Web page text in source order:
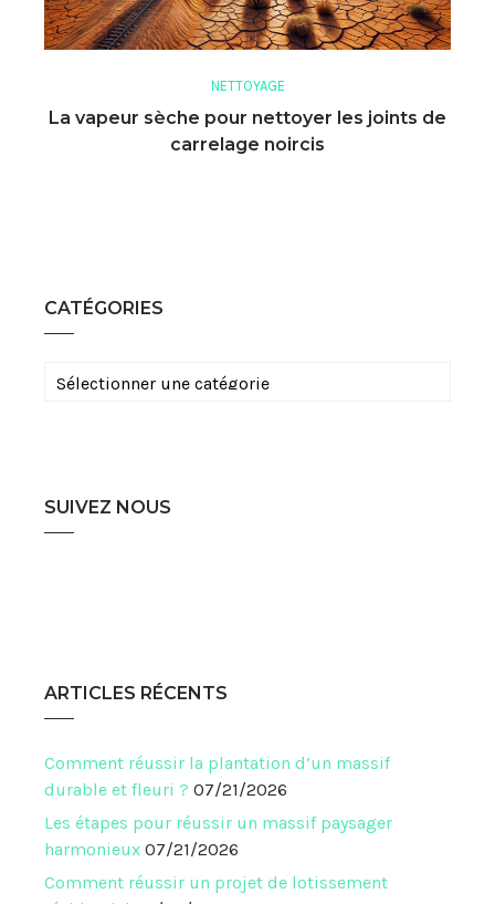
NETTOYAGE
La vapeur sèche pour nettoyer les joints de
carrelage noircis
CATÉGORIES
Catégories
SUIVEZ NOUS
ARTICLES RÉCENTS
Comment réussir la plantation d’un massif
durable et fleuri ? 07/21/2026
Les étapes pour réussir un massif paysager
harmonieux 07/21/2026
Comment réussir un projet de lotissement